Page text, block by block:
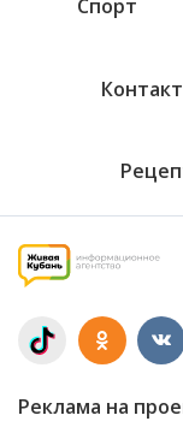
Спорт
Реклама на